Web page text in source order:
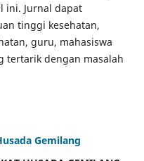
ini. Jurnal dapat
tinggi kesehatan,
guru, mahasiswa
tertarik dengan masalah
Gemilang